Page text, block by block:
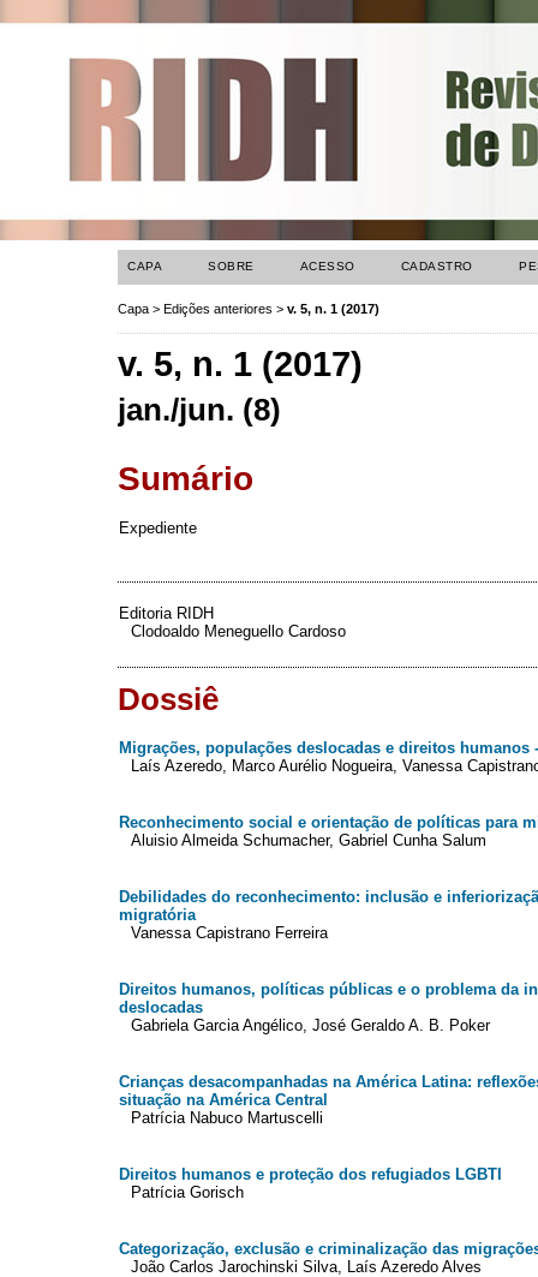
CAPA SOBRE ACESSO CADASTRO
Capa > Edições anteriores > v. 5, n. 1 (2017)
v. 5, n. 1 (2017)
jan./jun. (8)
Sumário
Expediente
Editoria RIDH
Clodoaldo Meneguello Cardoso
Dossiê
Migrações, populações deslocadas e direitos humanos
Laís Azeredo, Marco Aurélio Nogueira, Vanessa
Reconhecimento social e orientação de políticas para
Aluisio Almeida Schumacher, Gabriel Cunha Salum
Debilidades do reconhecimento: inclusão e
migratória
Vanessa Capistrano Ferreira
Direitos humanos, políticas públicas e o problema da
deslocadas
Gabriela Garcia Angélico, José Geraldo A. B. Poker
Crianças desacompanhadas na América Latina:
situação na América Central
Patrícia Nabuco Martuscelli
Direitos humanos e proteção dos refugiados LGBTI
Patrícia Gorisch
Categorização, exclusão e criminalização das
João Carlos Jarochinski Silva, Laís Azeredo Alves